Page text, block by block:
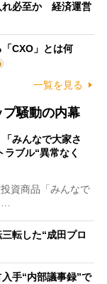
れ必至か 経済運営
CXO」とは何
一覧を見る
プ騒動の内幕
みんなで大家さ
ブル“異常なく
資商品「みんなで
…
転した“成田プロ
手“内部議事録”で